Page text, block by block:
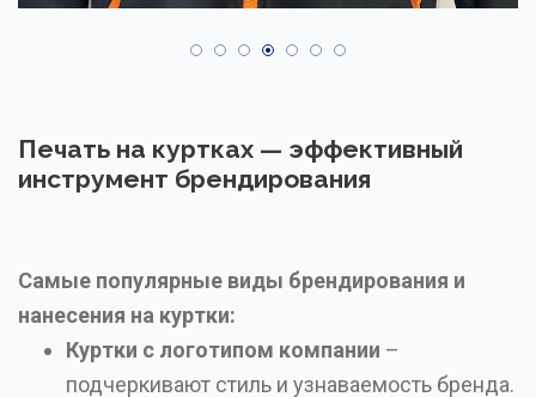
Печать на куртках — эффективный
инструмент брендирования
Самые популярные виды брендирования и
нанесения на куртки:
Куртки с логотипом компании –
подчеркивают стиль и узнаваемость бренда.